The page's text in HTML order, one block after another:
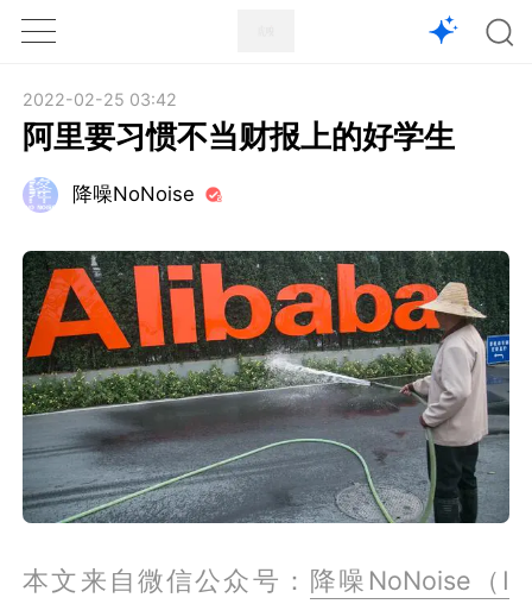
1X
2022-02-25 03:42
阿里要习惯不当财报上的好学生
降噪NoNoise
本文来自微信公众号： 降噪NoNoise（I